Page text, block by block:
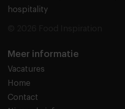
hospitality
Meer informatie
Vacatures
Home
Contact